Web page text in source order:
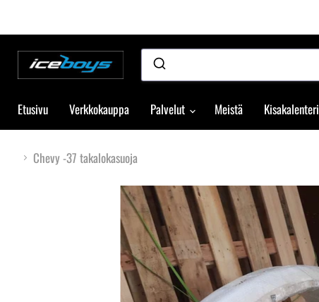
Etusivu Verkkokauppa Palvelut Meistä Kisakalenteri
Chevy -37 takalokasuoja